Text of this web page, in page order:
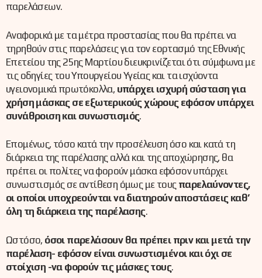
παρελάσεων.
Αναφορικά με τα μέτρα προστασίας που θα πρέπει να
τηρηθούν στις παρελάσεις για τον εορτασμό της Εθνικής
Επετείου της 25ης Μαρτίου διευκρινίζεται ότι σύμφωνα με
τις οδηγίες του Υπουργείου Υγείας και τα ισχύοντα
υγειονομικά πρωτόκολλα, υπάρχει ισχυρή σύσταση για
χρήση μάσκας σε εξωτερικούς χώρους εφόσον υπάρχει
συνάθροιση και συνωστισμός.
Επομένως, τόσο κατά την προσέλευση όσο και κατά τη
διάρκεια της παρέλασης αλλά και της αποχώρησης, θα
πρέπει οι πολίτες να φορούν μάσκα εφόσον υπάρχει
συνωστισμός σε αντίθεση όμως με τους παρελαύνοντες,
οι οποίοι υποχρεούνται να διατηρούν αποστάσεις καθ’
όλη τη διάρκεια της παρέλασης.
Ωστόσο, όσοι παρελάσουν θα πρέπει πριν και μετά την
παρέλαση- εφόσον είναι συνωστισμένοι και όχι σε
στοίχιση -να φορούν τις μάσκες τους.